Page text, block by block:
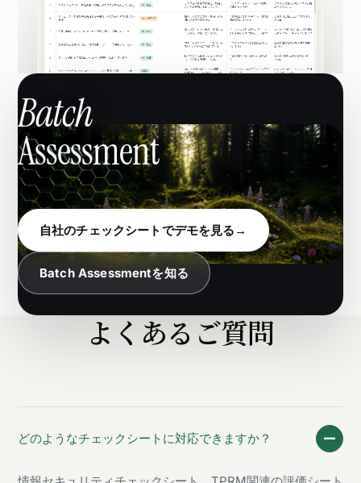
Batch
Assessment
自社のチェックシートでデモを見る →
Batch Assessmentを知る
よくあるご質問
どのようなチェックシートに対応できますか？